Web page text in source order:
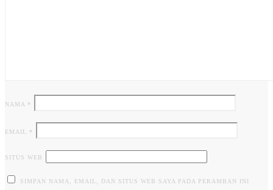
NAMA *
EMAIL *
SITUS WEB
SIMPAN NAMA, EMAIL, DAN SITUS WEB SAYA PADA PERAMBAN INI